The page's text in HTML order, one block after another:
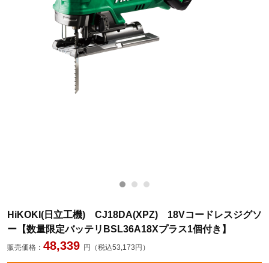
HiKOKI(日立工機) CJ18DA(XPZ) 18Vコードレスジグソ
ー【数量限定バッテリBSL36A18Xプラス1個付き】
販売価格： 48,339 円（税込53,173円）